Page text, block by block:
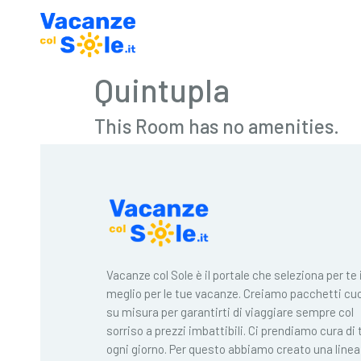
Quintupla
This Room has no amenities.
Vacanze col Sole è il portale che seleziona per te
meglio per le tue vacanze. Creiamo pacchetti
su misura per garantirti di viaggiare sempre col
sorriso a prezzi imbattibili. Ci prendiamo cura di
ogni giorno. Per questo abbiamo creato una linea